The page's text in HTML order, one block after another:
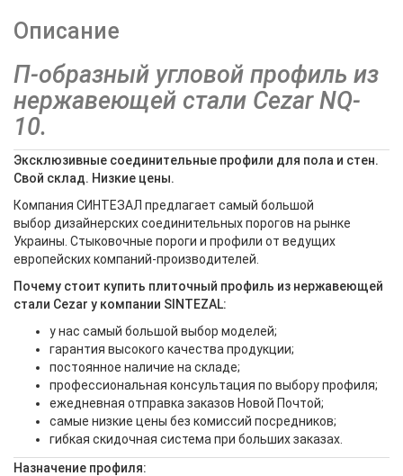
Описание
П-образный угловой профиль из
нержавеющей стали Cezar NQ-
10.
Эксклюзивные соединительные профили для пола и стен.
Свой склад. Низкие цены.
Компания СИНТЕЗАЛ предлагает самый большой
выбор дизайнерских соединительных порогов на рынке
Украины. Стыковочные пороги и профили от ведущих
европейских компаний-производителей.
Почему стоит купить плиточный профиль из нержавеющей
стали Cezar у компании SINTEZAL:
у нас самый большой выбор моделей;
гарантия высокого качества продукции;
постоянное наличие на складе;
профессиональная консультация по выбору профиля;
ежедневная отправка заказов Новой Почтой;
самые низкие цены без комиссий посредников;
гибкая скидочная система при больших заказах.
Назначение профиля: